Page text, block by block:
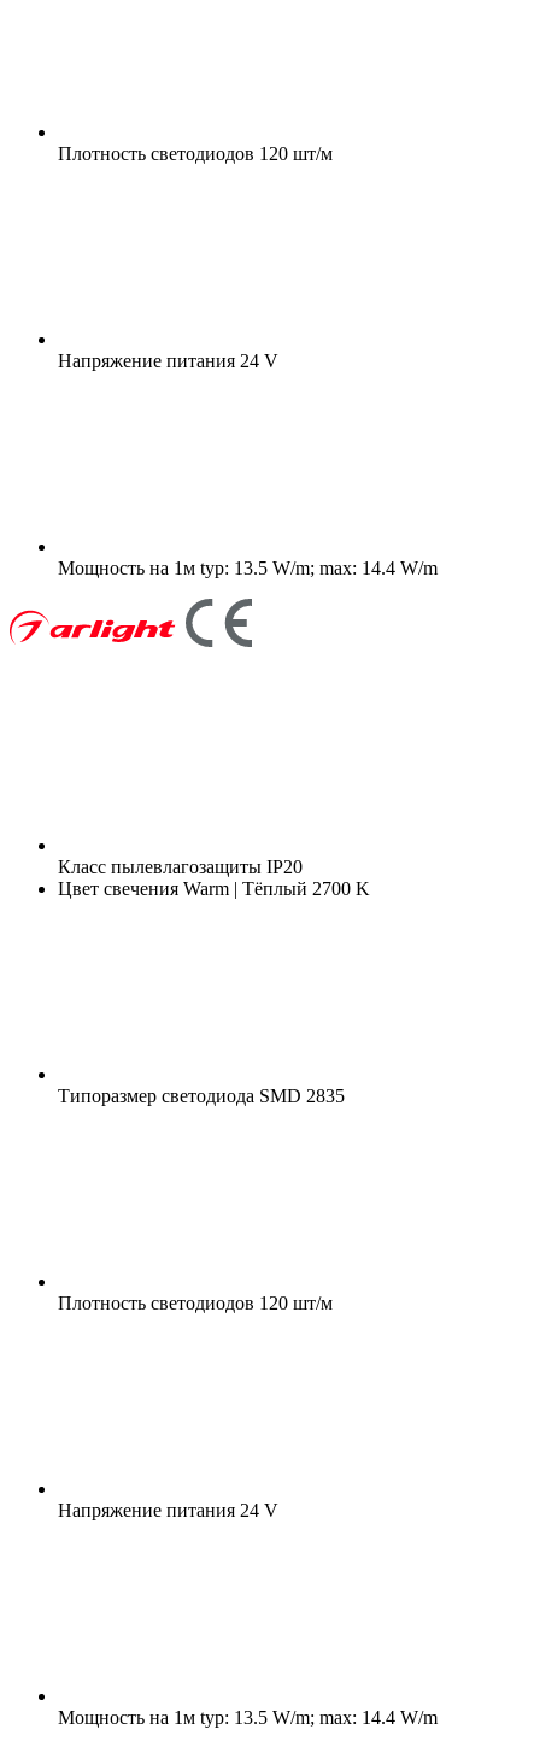
Плотность светодиодов 120 шт/м
Напряжение питания 24 V
Мощность на 1м typ: 13.5 W/m; max: 14.4 W/m
Класс пылевлагозащиты IP20
Цвет свечения Warm | Тёплый 2700 K
Типоразмер светодиода SMD 2835
Плотность светодиодов 120 шт/м
Напряжение питания 24 V
Мощность на 1м typ: 13.5 W/m; max: 14.4 W/m